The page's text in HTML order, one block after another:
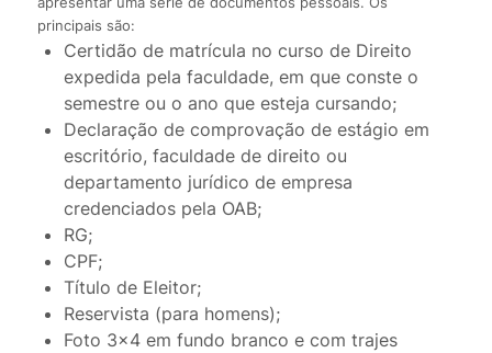
principais são:
Certidão de matrícula no curso de Direito
expedida pela faculdade, em que conste o
semestre ou o ano que esteja cursando;
Declaração de comprovação de estágio em
escritório, faculdade de direito ou
departamento jurídico de empresa
credenciados pela OAB;
RG;
CPF;
Título de Eleitor;
Reservista (para homens);
Foto 3×4 em fundo branco e com trajes